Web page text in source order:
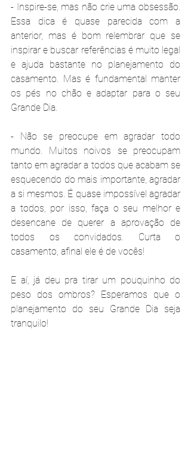
- Inspire-se, mas não crie uma obsessão.
Essa dica é quase parecida com a
anterior, mas é bom relembrar que se
inspirar e buscar referências é muito legal
e ajuda bastante no planejamento do
casamento. Mas é fundamental manter
os pés no chão e adaptar para o seu
Grande Dia.
- Não se preocupe em agradar todo
mundo. Muitos noivos se preocupam
tanto em agradar a todos que acabam se
esquecendo do mais importante, agradar
a si mesmos. É quase impossível agradar
a todos, por isso, faça o seu melhor e
desencane de querer a aprovação de
todos os convidados. Curta o
casamento, afinal ele é de vocês!
E aí, já deu pra tirar um pouquinho do
peso dos ombros? Esperamos que o
planejamento do seu Grande Dia seja
tranquilo!